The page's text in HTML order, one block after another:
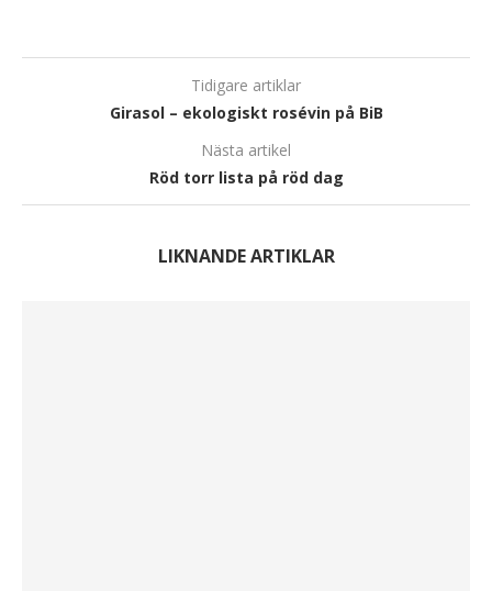
Tidigare artiklar
Girasol – ekologiskt rosévin på BiB
Nästa artikel
Röd torr lista på röd dag
LIKNANDE ARTIKLAR